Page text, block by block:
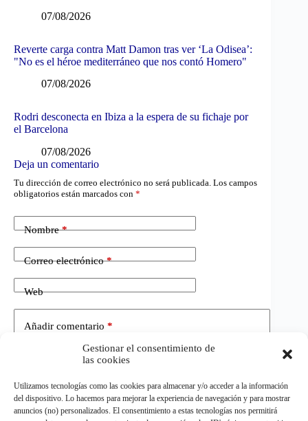
Gestionar el consentimiento de
las cookies
Utilizamos tecnologías como las cookies para almacenar y/o acceder a la información
del dispositivo. Lo hacemos para mejorar la experiencia de navegación y para mostrar
anuncios (no) personalizados. El consentimiento a estas tecnologías nos permitirá
07/08/2026
Reverte carga contra Matt Damon tras ver ‘La Odisea’:
"No es el héroe mediterráneo que nos contó Homero"
07/08/2026
Rodri desconecta en Ibiza a la espera de su fichaje por
el Barcelona
07/08/2026
Deja un comentario
Tu dirección de correo electrónico no será publicada. Los campos
obligatorios están marcados con *
Nombre*
Correo electrónico*
Web
Añadir comentario *